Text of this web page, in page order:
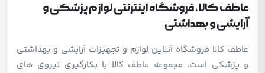
عاطف کالا، فروشگاه اینترنتی لوازم پزشکی و
آرایشی و بهداشتی
عاطف کالا فروشگاه آنلاین لوازم و تجهیزات آرایشی و بهداشتی
و پزشکی است. مجموعه عاطف کالا با بکارگیری نیروی های